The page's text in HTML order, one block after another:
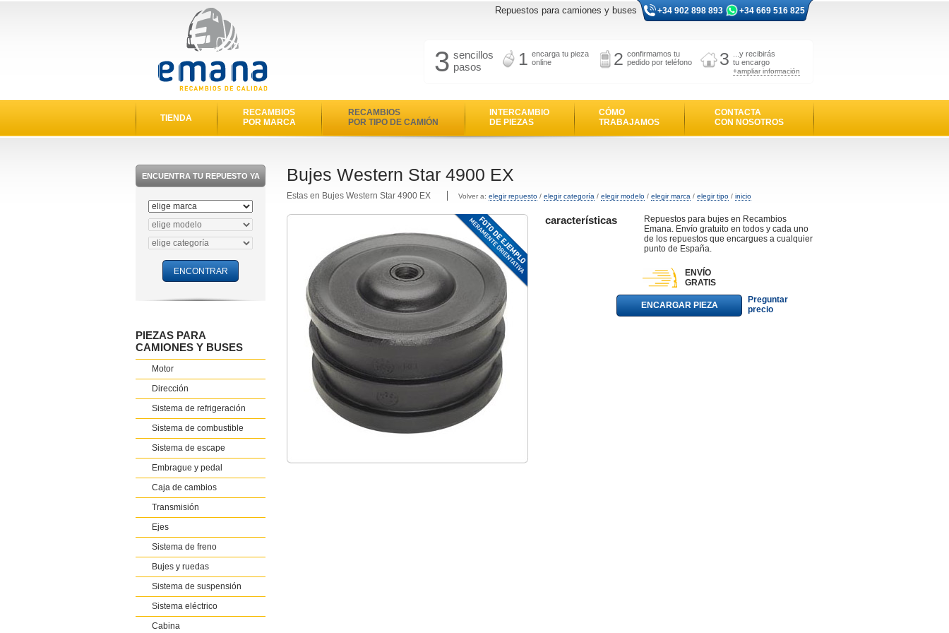
Repuestos para camiones y buses +34 902 898 893 +34 669 516 825
3 sencillos
pasos
1 encarga tu pieza
online
2 confirmamos tu
pedido por teléfono
3
...y recibirás
tu encargo
+ampliar información
TIENDA
RECAMBIOS
POR MARCA
RECAMBIOS
POR TIPO DE CAMIÓN
INTERCAMBIO
DE PIEZAS
CÓMO
TRABAJAMOS
CONTACTA
CON NOSOTROS
ENCUENTRA TU REPUESTO YA
PIEZAS PARA
CAMIONES Y BUSES
Motor
Dirección
Sistema de refrigeración
Sistema de combustible
Sistema de escape
Embrague y pedal
Caja de cambios
Transmisión
Ejes
Sistema de freno
Bujes y ruedas
Sistema de suspensión
Sistema eléctrico
Cabina
Bujes Western Star 4900 EX
Estas en Bujes Western Star 4900 EX Volver a: elegir repuesto / elegir categoría / elegir modelo / elegir marca / elegir tipo / inicio
características
Repuestos para bujes en Recambios
Emana. Envío gratuito en todos y cada uno
de los repuestos que encargues a cualquier
punto de España.
ENVÍO
GRATIS
ENCARGAR PIEZA
Preguntar
precio